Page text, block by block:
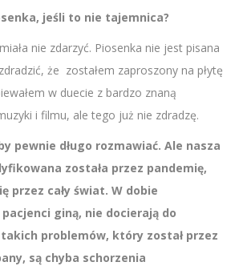
jeśli to nie tajemnica?
nie zdarzyć. Piosenka nie jest pisana
że zostałem zaproszony na płytę
w duecie z bardzo znaną
i filmu, ale tego już nie zdradzę.
pewnie długo rozmawiać. Ale nasza
została przez pandemię,
przez cały świat. W dobie
giną, nie docierają do
problemów, który został przez
są chyba schorzenia